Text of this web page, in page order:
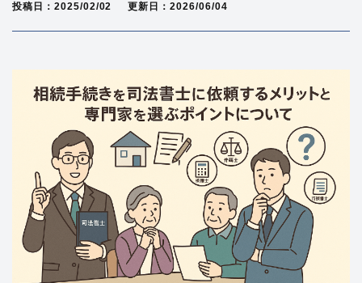
投稿日：2025/02/02 更新日：2026/06/04